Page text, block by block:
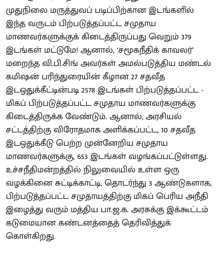
முதுநிலை மருத்துவப் படிப்பிற்கான இடங்களில்
இந்த வருடம் பிற்படுத்தப்பட்ட சமுதாய
மாணவர்களுக்குக் கிடைத்திருப்பது வெறும் 379
இடங்கள் மட்டுமே! ஆனால், ‘சமூகநீதிக் காவலர்’
மறைந்த வி.பி.சிங் அவர்கள் அமல்படுத்திய மண்டல்
கமிஷன் பரிந்துரையின் கீழான 27 சதவீத
இடஒதுக்கீட்டின்படி 2578 இடங்கள் பிற்படுத்தப்பட்ட -
மிகப் பிற்படுத்தப்பட்ட சமுதாய மாணவர்களுக்கு
கிடைத்திருக்க வேண்டும். ஆனால், அரசியல்
சட்டத்திற்கு விரோதமாக அளிக்கப்பட்ட, 10 சதவீத
இடஒதுக்கீடு பெற்ற முன்னேறிய சமுதாய
மாணவர்களுக்கு, 653 இடங்கள் வழங்கப்பட்டுள்ளது.
உச்சநீதிமன்றத்தில் நிலுவையில் உள்ள ஒரு
வழக்கினை சுட்டிக்காட்டி, தொடர்ந்து 3 ஆண்டுகளாக,
பிற்படுத்தப்பட்ட சமுதாயத்திற்கு மிகப் பெரிய அநீதி
இழைத்து வரும் மத்திய பா.ஜ.க. அரசுக்கு இக்கூட்டம்
கடுமையான கண்டனத்தைத் தெரிவித்துக்
கொள்கிறது.